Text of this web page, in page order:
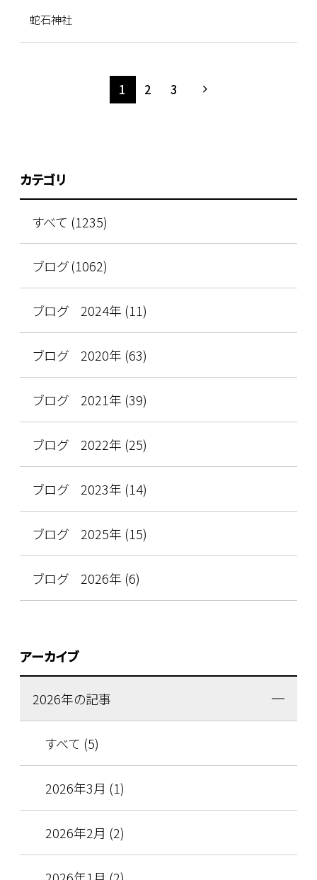
蛇石神社
1 2 3
カテゴリ
すべて (1235)
ブログ (1062)
ブログ 2024年 (11)
ブログ 2020年 (63)
ブログ 2021年 (39)
ブログ 2022年 (25)
ブログ 2023年 (14)
ブログ 2025年 (15)
ブログ 2026年 (6)
アーカイブ
2026年の記事
すべて (5)
2026年3月 (1)
2026年2月 (2)